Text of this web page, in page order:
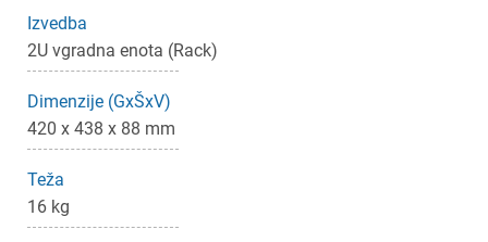
Izvedba
2U vgradna enota (Rack)
Dimenzije (GxŠxV)
420 x 438 x 88 mm
Teža
16 kg